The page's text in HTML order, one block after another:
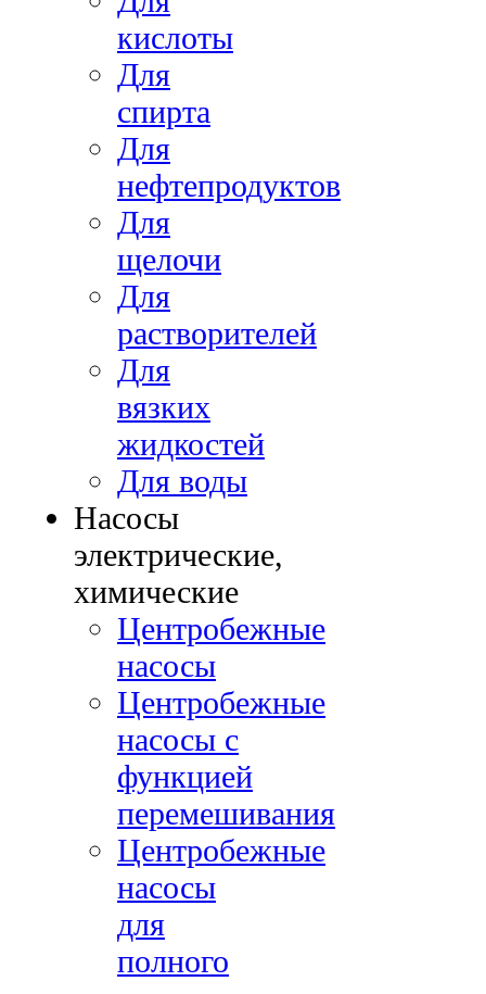
кислоты
Для
спирта
Для
нефтепродуктов
Для
щелочи
Для
растворителей
Для
вязких
жидкостей
Для воды
Насосы
электрические,
химические
Центробежные
насосы
Центробежные
насосы с
функцией
перемешивания
Центробежные
насосы
для
полного